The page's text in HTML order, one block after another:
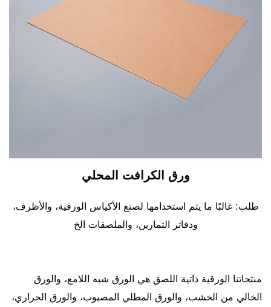
ورق الكرافت المحلي
طلب: غالبًا ما يتم استخدامها لصنع الأكياس الورقية، والأظرف،
ودفاتر التمارين، والملصقات الخ
منتجاتنا الورقية ذاتية اللصق هي الورق شبه اللامع، والورق
الخالي من الخشب، والورق المطلي المصبوب، والورق الحراري،